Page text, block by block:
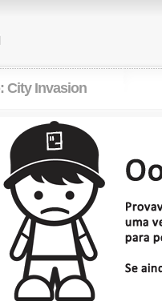
City Invasion